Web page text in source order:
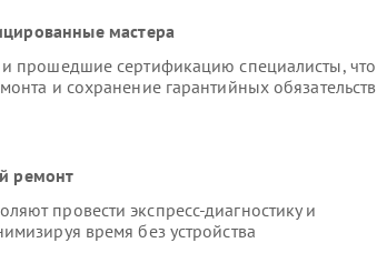
мастера
прошедшие сертификацию специалисты, что
и сохранение гарантийных обязательств
ремонт
провести экспресс-диагностику и
время без устройства